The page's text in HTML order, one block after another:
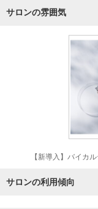
サロンの雰囲気
【新導入】バイカ
サロンの利用傾向